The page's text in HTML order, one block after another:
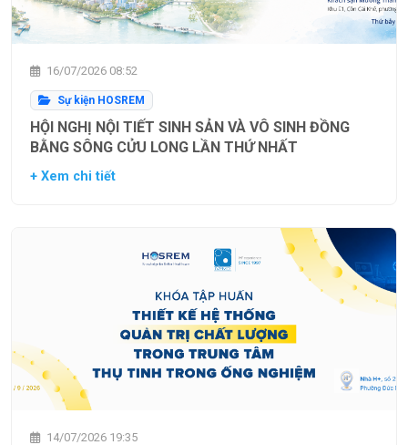
16/07/2026 08:52
Sự kiện HOSREM
HỘI NGHỊ NỘI TIẾT SINH SẢN VÀ VÔ SINH ĐỒNG
BẰNG SÔNG CỬU LONG LẦN THỨ NHẤT
+ Xem chi tiết
14/07/2026 19:35